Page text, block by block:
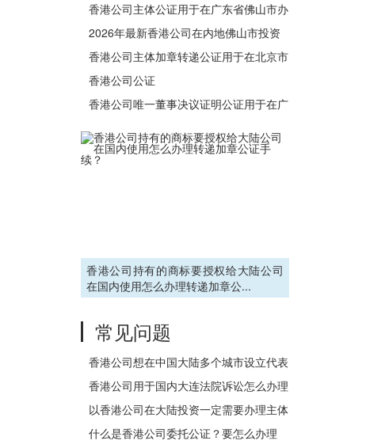
转递公证用于在内地法院诉讼
香港公司主体公证用于在广东省佛山市办
理申请数字证书参加竞拍国有建设用地使
用权
2026年最新香港公司在内地佛山市投资
设立公司办理公证书流程
香港公司主体加章转递公证用于在北京市
办理收购股权事宜之用
香港公司公证
香港公司唯一董事决议证明公证用于在广
东省佛山市设立外商投资企业
香港公司持有的商标要授权给大陆公司
在国内使用怎么办理转递加章公...
常见问题
香港公司想在中国大陆多个城市设立代表
处怎么办理公证？
香港公司用于国内大连法院诉讼怎么办理
公证认证？
以香港公司在大陆投资一定需要办理主体
资格公证认证吗？
什么是香港公司委托公证？要怎么办理